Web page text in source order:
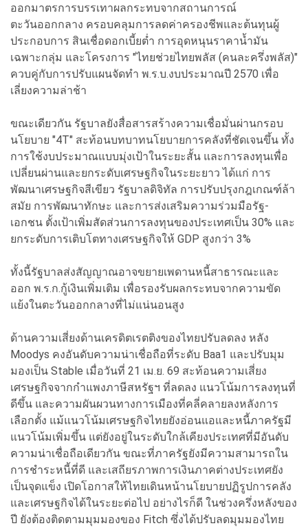
ออกมาตรการบรรเทาผลกระทบจากสถานการณ์
ตะวันออกกลาง ครอบคลุมการลดค่าครองชีพและต้นทุนผู้
ประกอบการ สินเชื่อดอกเบี้ยต่ำ การอุดหนุนราคาน้ำมัน
เฉพาะกลุ่ม และโครงการ "ไทยช่วยไทยพลัส (คนละครึ่งพลัส)"
ควบคู่กับการปรับแผนจัดทำ พ.ร.บ.งบประมาณปี 2570 เพื่อ
เลี่ยงความล่าช้า
ขณะเดียวกัน รัฐบาลยังสื่อสารสร้างความเชื่อมั่นผ่านกรอบ
นโยบาย "4T" สะท้อนบทบาทนโยบายการคลังที่ชัดเจนขึ้น ทั้ง
การใช้งบประมาณแบบมุ่งเป้าในระยะสั้น และการลงทุนเพื่อ
เปลี่ยนผ่านและยกระดับเศรษฐกิจในระยะยาว ได้แก่ การ
พัฒนาเศรษฐกิจสีเขียว รัฐบาลดิจิทัล การปรับปรุงกฎเกณฑ์ล้า
สมัย การพัฒนาทักษะ และการส่งเสริมความร่วมมือรัฐ-
เอกชน ตั้งเป้าเพิ่มสัดส่วนการลงทุนของประเทศเป็น 30% และ
ยกระดับการเติบโตทางเศรษฐกิจให้ GDP สูงกว่า 3%
ทั้งนี้รัฐบาลส่งสัญญาณอาจขยายเพดานหนี้สาธารณะและ
ออก พ.ร.ก.กู้เงินเพิ่มเติม เพื่อรองรับผลกระทบจากความขัด
แย้งในตะวันออกกลางที่ไม่แน่นอนสูง
ด้านความเสี่ยงด้านเครดิตเรตติงของไทยปรับลดลง หลัง
Moodys คงอันดับความน่าเชื่อถือที่ระดับ Baa1 และปรับมุม
มองเป็น Stable เมื่อวันที่ 21 เม.ย. 69 สะท้อนความเสี่ยง
เศรษฐกิจจากกำแพงภาษีสหรัฐฯ ที่ลดลง แนวโน้มการลงทุนที่
ดีขึ้น และความผันผวนทางการเมืองที่คลี่คลายลงหลังการ
เลือกตั้ง แม้แนวโน้มเศรษฐกิจไทยยังอ่อนแอและหนี้ภาครัฐมี
แนวโน้มเพิ่มขึ้น แต่ยังอยู่ในระดับใกล้เคียงประเทศที่มีอันดับ
ความน่าเชื่อถือเดียวกัน ขณะที่ภาครัฐยังมีความสามารถใน
การชำระหนี้ที่ดี และเสถียรภาพการเงินภาคต่างประเทศยัง
เป็นจุดแข็ง เปิดโอกาสให้ไทยเดินหน้านโยบายปฏิรูปการคลัง
และเศรษฐกิจได้ในระยะต่อไป อย่างไรก็ดี ในช่วงครึ่งหลังของ
ปี ยังต้องติดตามมุมมองของ Fitch ซึ่งได้ปรับลดมุมมองไทย